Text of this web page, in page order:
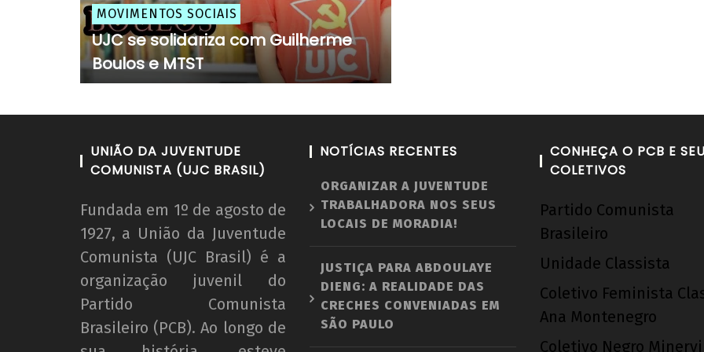
MOVIMENTOS SOCIAIS
UJC se solidariza com Guilherme
Boulos e MTST
UNIÃO DA JUVENTUDE
COMUNISTA (UJC BRASIL)
Fundada em 1º de agosto de
1927, a União da Juventude
Comunista (UJC Brasil) é a
organização juvenil do
Partido Comunista
Brasileiro (PCB). Ao longo de
NOTÍCIAS RECENTES
ORGANIZAR A JUVENTUDE
TRABALHADORA NOS SEUS
LOCAIS DE MORADIA!
JUSTIÇA PARA ABDOULAYE
DIENG: A REALIDADE DAS
CRECHES CONVENIADAS EM
SÃO PAULO
CONHEÇA O PCB E
COLETIVOS
Partido Comunista
Brasileiro
Unidade Classista
Coletivo Feminista
Ana Montenegro
Coletivo Negro